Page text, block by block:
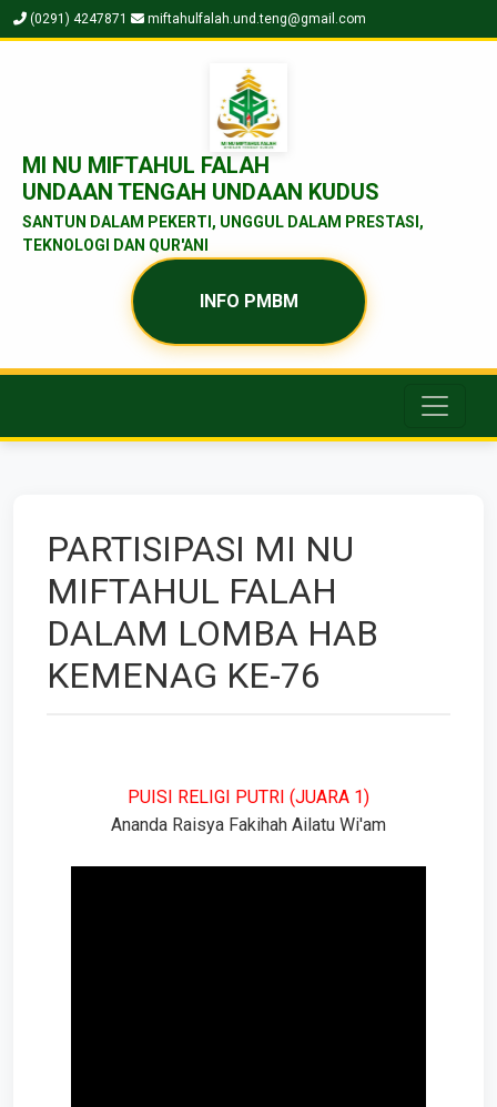
(0291) 4247871 miftahulfalah.und.teng@gmail.com
MI NU MIFTAHUL FALAH
UNDAAN TENGAH UNDAAN KUDUS
SANTUN DALAM PEKERTI, UNGGUL DALAM PRESTASI,
TEKNOLOGI DAN QUR'ANI
INFO PMBM
PARTISIPASI MI NU
MIFTAHUL FALAH
DALAM LOMBA HAB
KEMENAG KE-76
PUISI RELIGI PUTRI (JUARA 1)
Ananda Raisya Fakihah Ailatu Wi'am